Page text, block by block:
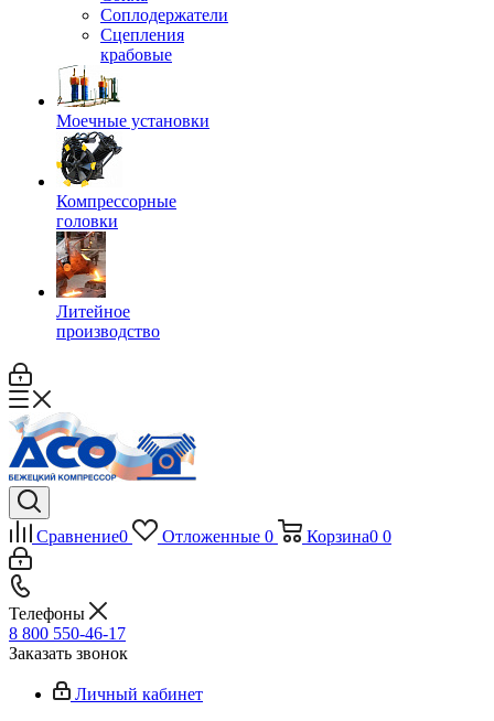
Соплодержатели
Сцепления
крабовые
Моечные установки
Компрессорные
головки
Литейное
производство
Сравнение0 Отложенные 0 Корзина0 0
Телефоны
8 800 550-46-17
Заказать звонок
Личный кабинет